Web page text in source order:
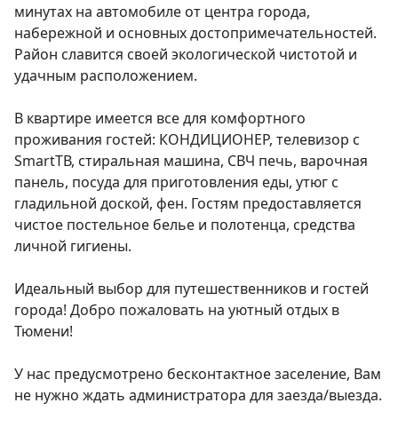
минутах на автомобиле от центра города,
набережной и основных достопримечательностей.
Район славится своей экологической чистотой и
удачным расположением.
В квартире имеется все для комфортного
проживания гостей: КОНДИЦИОНЕР, телевизор с
SmartТВ, стиральная машина, СВЧ печь, варочная
панель, посуда для приготовления еды, утюг с
гладильной доской, фен. Гостям предоставляется
чистое постельное белье и полотенца, средства
личной гигиены.
Идеальный выбор для путешественников и гостей
города! Добро пожаловать на уютный отдых в
Тюмени!
У нас предусмотрено бесконтактное заселение, Вам
не нужно ждать администратора для заезда/выезда.